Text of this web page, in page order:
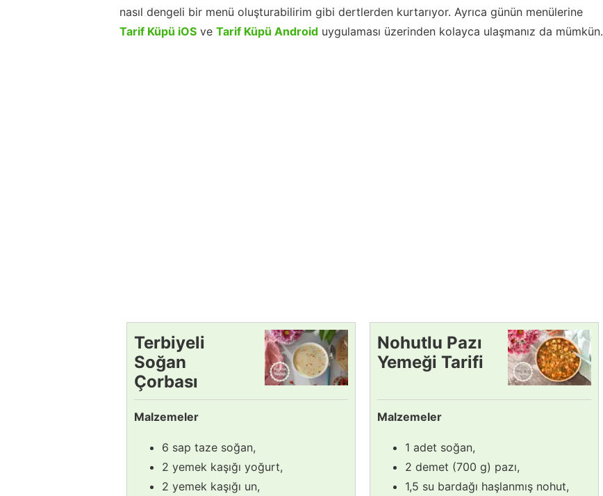
nasıl dengeli bir menü oluşturabilirim gibi dertlerden kurtarıyor. Ayrıca günün menülerine
Tarif Küpü iOS ve Tarif Küpü Android uygulaması üzerinden kolayca ulaşmanız da mümkün.
Terbiyeli
Soğan
Çorbası
Tarifi
Malzemeler
6 sap taze soğan,
2 yemek kaşığı yoğurt,
2 yemek kaşığı un,
Nohutlu Pazı
Yemeği Tarifi
Malzemeler
1 adet soğan,
2 demet (700 g) pazı,
1,5 su bardağı haşlanmış nohut,